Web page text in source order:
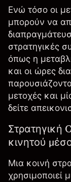
Ενώ τόσο οι
μπορούν να
στρατηγικές
όπως η
και οι ώρες
μετοχές και
δείτε
Στρατηγική
κινητού
Μια κοινή
χρησιμοποιεί